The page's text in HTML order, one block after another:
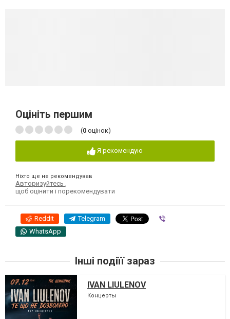
Оцініть першим
(0 оцінок)
Я рекомендую
Ніхто ще не рекомендував
Авторизуйтесь
щоб оцінити і порекомендувати
Reddit Telegram
WhatsApp
Інші подіїї зараз
IVAN LIULENOV
Концерты